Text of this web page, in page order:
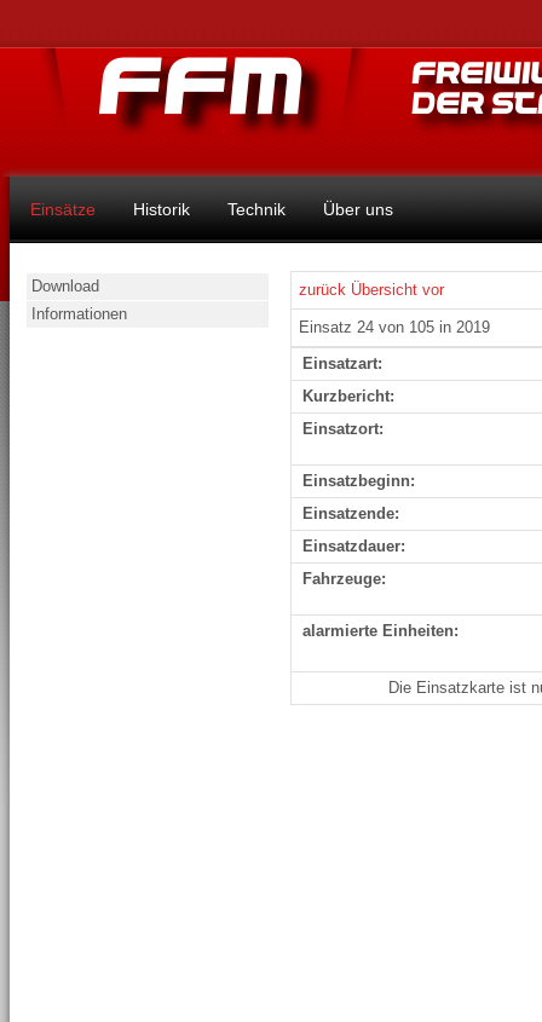
Einsätze Historik Technik Über uns
Download
Informationen
zurück Übersicht vor
Einsatz 24 von 105 in 2019
Einsatzart:
Kurzbericht:
Einsatzort:
Einsatzbeginn:
Einsatzende:
Einsatzdauer:
Fahrzeuge:
alarmierte Einheiten:
Die Einsatzkarte ist